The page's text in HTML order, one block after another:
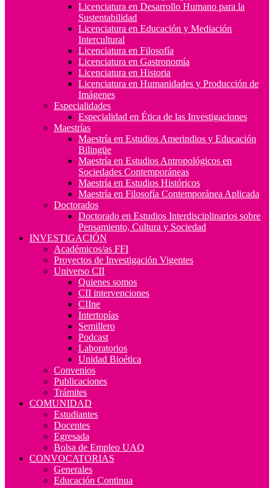
Licenciatura en Desarrollo Humano para la
Sustentabilidad
Licenciatura en Educación y Mediación
Intercultural
Licenciatura en Filosofía
Licenciatura en Gastronomía
Licenciatura en Historia
Licenciatura en Humanidades y Producción de
Imágenes
Especialidades
Especialidad en Ética de las Investigaciones
Maestrías
Maestría en Estudios Amerindios y Educación
Bilingüe
Maestría en Estudios Antropológicos en
Sociedades Contemporáneas
Maestría en Estudios Históricos
Maestría en Filosofía Contemporánea Aplicada
Doctorados
Doctorado en Estudios Interdisciplinarios sobre
Pensamiento, Cultura y Sociedad
INVESTIGACIÓN
Académicos/as FFI
Proyectos de Investigación Vigentes
Universo CII
Quienes somos
CII intervenciones
CIIne
Intertopías
Semillero
Podcast
Laboratorios
Unidad Bioética
Convenios
Publicaciones
Trámites
COMUNIDAD
Estudiantes
Docentes
Egresada
Bolsa de Empleo UAQ
CONVOCATORIAS
Generales
Educación Continua